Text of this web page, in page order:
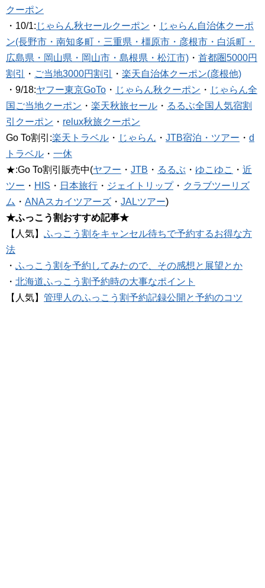
クーポン
・10/1: じゃらん秋セールクーポン ・ じゃらん自治体クーポ
ン(長野市・南知多町・三重県・橿原市・彦根市・白浜町・
広島県・岡山県・岡山市・島根県・松江市) ・ 首都圏5000円
割引
・ ご当地3000円割引 ・ 楽天自治体クーポン(彦根他)
・9/18:ヤフー東京GoTo ・ じゃらん秋クーポン ・ じゃらん全
国ご当地クーポン ・ 楽天秋旅セール ・ るるぶ全国人気宿割
引クーポン ・ relux秋旅クーポン
Go To割引:楽天トラベル ・ じゃらん ・ JTB宿泊・ツアー ・ d
トラベル ・ 一休
★:Go To割引販売中(ヤフー ・ JTB ・ るるぶ ・ ゆこゆこ ・ 近
ツー ・ HIS ・ 日本旅行 ・ ジェイトリップ・ クラブツーリズ
ム ・ ANAスカイツアーズ ・ JALツアー)
★ふっこう割おすすめ記事★
【人気】 ふっこう割をキャンセル待ちで予約するお得な方
法
・ ふっこう割を予約してみたので、その感想と展望とか
・ 北海道ふっこう割予約時の大事なポイント
【人気】 管理人のふっこう割予約記録公開と予約のコツ